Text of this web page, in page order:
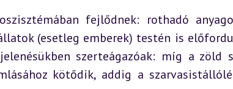
fejlődnek: rothadó
(esetleg emberek) testén is
szerteágazóak: míg a zöld
kötődik, addig a